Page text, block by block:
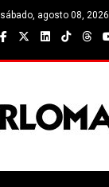
sábado, agosto 08, 2026